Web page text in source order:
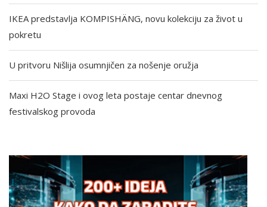
IKEA predstavlja KOMPISHÄNG, novu kolekciju za život u
pokretu
U pritvoru Nišlija osumnjičen za nošenje oružja
Maxi H2O Stage i ovog leta postaje centar dnevnog
festivalskog provoda